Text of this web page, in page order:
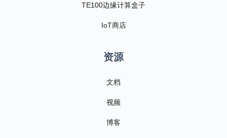
TE100边缘计算盒子
IoT商店
资源
文档
视频
博客